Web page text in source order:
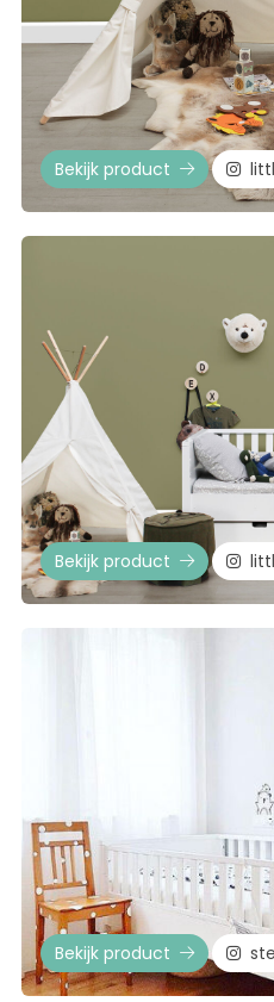
Bekijk product
Bekijk product
Bekijk product